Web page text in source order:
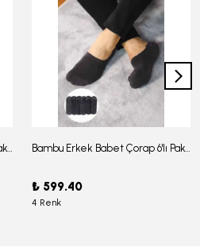
Bambu Erkek Babet Çorap 6'lı Paket - J-03 Bambu Erkek Babet Çorap 6'lı Paket -J-08
₺ 599.40
4 Renk